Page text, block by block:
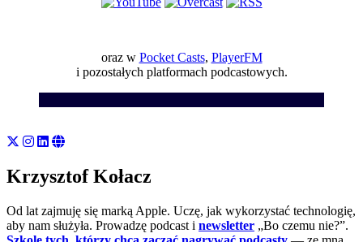
oraz w Pocket Casts, PlayerFM
i pozostałych platformach podcastowych.
Krzysztof Kołacz
Od lat zajmuję się marką Apple. Uczę, jak wykorzystać technologię,
aby nam służyła. Prowadzę podcast i newsletter „Bo czemu nie?”.